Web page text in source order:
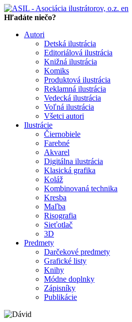
en
Hľadáte niečo?
Autori
Detská ilustrácia
Editoriálová ilustrácia
Knižná ilustrácia
Komiks
Produktová ilustrácia
Reklamná ilustrácia
Vedecká ilustrácia
Voľná ilustrácia
Všetci autori
Ilustrácie
Čiernobiele
Farebné
Akvarel
Digitálna ilustrácia
Klasická grafika
Koláž
Kombinovaná technika
Kresba
Maľba
Risografia
Sieťotlač
3D
Predmety
Darčekové predmety
Grafické listy
Knihy
Módne doplnky
Zápisníky
Publikácie